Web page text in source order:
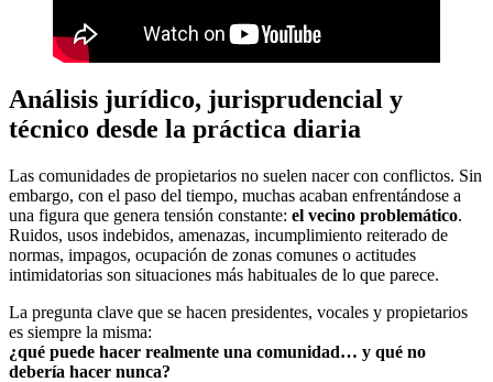
Análisis jurídico, jurisprudencial y
técnico desde la práctica diaria
Las comunidades de propietarios no suelen nacer con conflictos. Sin
embargo, con el paso del tiempo, muchas acaban enfrentándose a
una figura que genera tensión constante: el vecino problemático.
Ruidos, usos indebidos, amenazas, incumplimiento reiterado de
normas, impagos, ocupación de zonas comunes o actitudes
intimidatorias son situaciones más habituales de lo que parece.
La pregunta clave que se hacen presidentes, vocales y propietarios
es siempre la misma:
¿qué puede hacer realmente una comunidad… y qué no
debería hacer nunca?